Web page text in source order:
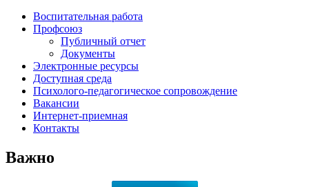
Воспитательная работа
Профсоюз
Публичный отчет
Документы
Электронные ресурсы
Доступная среда
Психолого-педагогическое сопровождение
Вакансии
Интернет-приемная
Контакты
Важно